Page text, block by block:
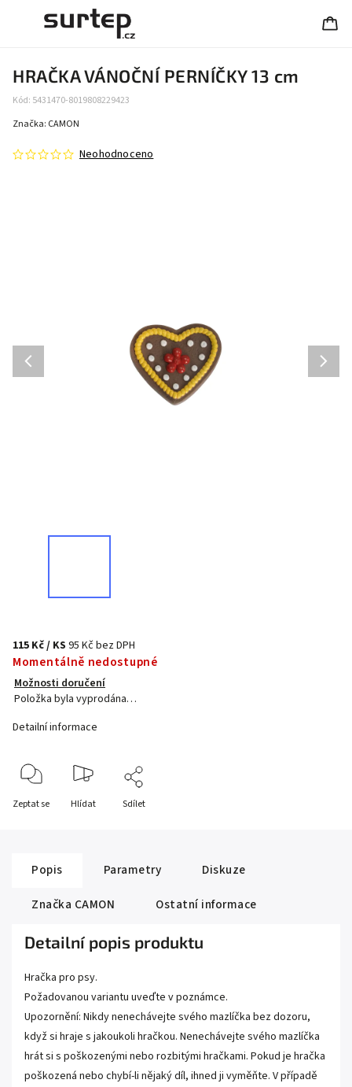
HRAČKA VÁNOČNÍ PERNÍČKY 13 cm
Kód: 5431470-8019808229423
Neohodnoceno
Značka: CAMON
115 Kč/ KS 95 Kč bez DPH
Momentálně nedostupné
Možnosti doručení
Položka byla vyprodána…
Detailní informace
Zeptat se Hlídat Sdílet
Popis Parametry
Diskuze
Značka CAMON Ostatní informace
Detailní popis produktu
Hračka pro psy.
Požadovanou variantu uveďte v poznámce.
Upozornění: Nikdy nenechávejte svého mazlíčka bez dozoru,
když si hraje s jakoukoli hračkou. Nenechávejte svého mazlíčka
hrát si s poškozenými nebo rozbitými hračkami. Pokud je hračka
poškozená nebo chybí-li nějaký díl, ihned ji vyměňte. V případě